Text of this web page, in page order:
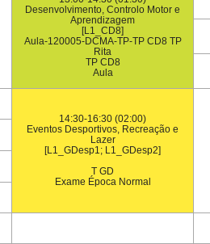
Desenvolvimento, Controlo Motor e
Aprendizagem
[L1_CD8]
Aula-120005-DCMA-TP-TP CD8 TP
Rita
TP CD8
Aula
14:30-16:30 (02:00)
Eventos Desportivos, Recreação e
Lazer
[L1_GDesp1; L1_GDesp2]
T GD
Exame Época Normal